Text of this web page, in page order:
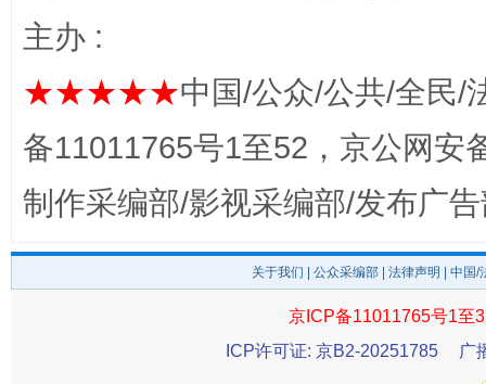
主办 :
★★★★★中国/公众/公共/全民/
备11011765号1至52，京公网安
制作采编部/影视采编部/发布广
关于我们 公众采编部 法律声明 | 中国
京ICP备11011765号1至
ICP许可证: 京B2-20251785
广